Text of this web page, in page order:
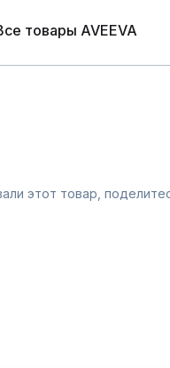
товары AVEEVA
этот товар,